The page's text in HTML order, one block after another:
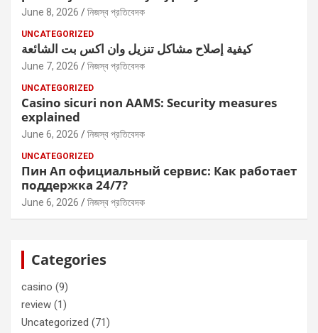
June 8, 2026 নিজস্ব প্রতিবেদক
UNCATEGORIZED
كيفية إصلاح مشاكل تنزيل وان اكس بت الشائعة
June 7, 2026 নিজস্ব প্রতিবেদক
UNCATEGORIZED
Casino sicuri non AAMS: Security measures
explained
June 6, 2026 নিজস্ব প্রতিবেদক
UNCATEGORIZED
Пин Ап официальный сервис: Как работает
поддержка 24/7?
June 6, 2026 নিজস্ব প্রতিবেদক
Categories
casino (9)
review (1)
Uncategorized (71)